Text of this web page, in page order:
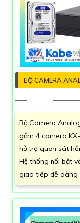
BỘ CAMERA
Bộ Camera
gồm 4 camera
hỗ trợ quan sát
Hệ thống nổi bật
giao tiếp dễ dàng